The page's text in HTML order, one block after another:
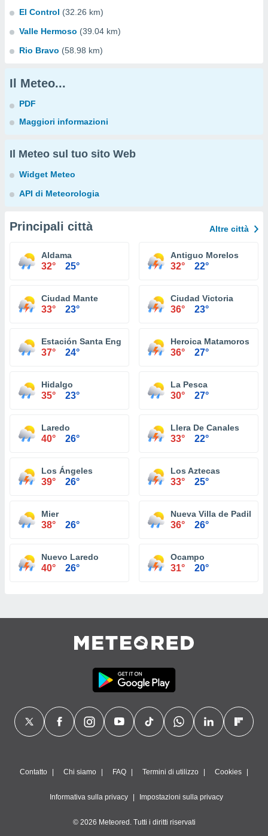
El Control (32.26 km)
Valle Hermoso (39.04 km)
Rio Bravo (58.98 km)
Il Meteo...
PDF
Maggiori informazioni
Il Meteo sul tuo sito Web
Widget Meteo
API di Meteorologia
Principali città Altre città
Aldama
32° 25°
Antiguo Morelos
32° 22°
Ciudad Mante
33° 23°
Ciudad Victoria
36° 23°
Estación Santa Engracia
37° 24°
Heroica Matamoros
36° 27°
Hidalgo
35° 23°
La Pesca
30° 27°
Laredo
40° 26°
Llera De Canales
33° 22°
Los Ángeles
39° 26°
Los Aztecas
33° 25°
Mier
38° 26°
Nueva Villa de Padilla
36° 26°
Nuevo Laredo
40° 26°
Ocampo
31° 20°
Contatto Chi siamo FAQ Termini di utilizzo Cookies
Informativa sulla privacy Impostazioni sulla privacy
© 2026 Meteored. Tutti i diritti riservati